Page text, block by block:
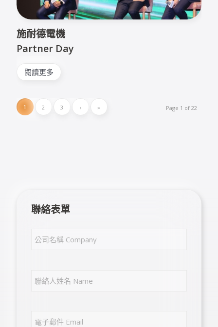
施耐德電機
Partner Day
閱讀更多
Page 1 of 22
1 2 3 › »
聯絡表單